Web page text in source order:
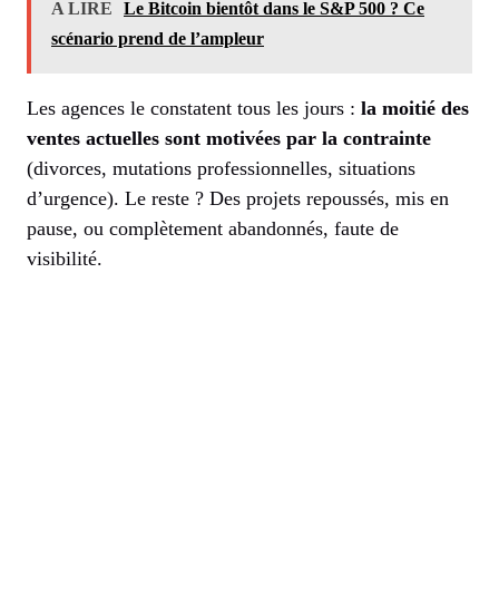
A LIRE
Le Bitcoin bientôt dans le S&P 500 ? Ce
scénario prend de l’ampleur
Les agences le constatent tous les jours : la moitié des
ventes actuelles sont motivées par la contrainte
(divorces, mutations professionnelles, situations
d’urgence). Le reste ? Des projets repoussés, mis en
pause, ou complètement abandonnés, faute de
visibilité.